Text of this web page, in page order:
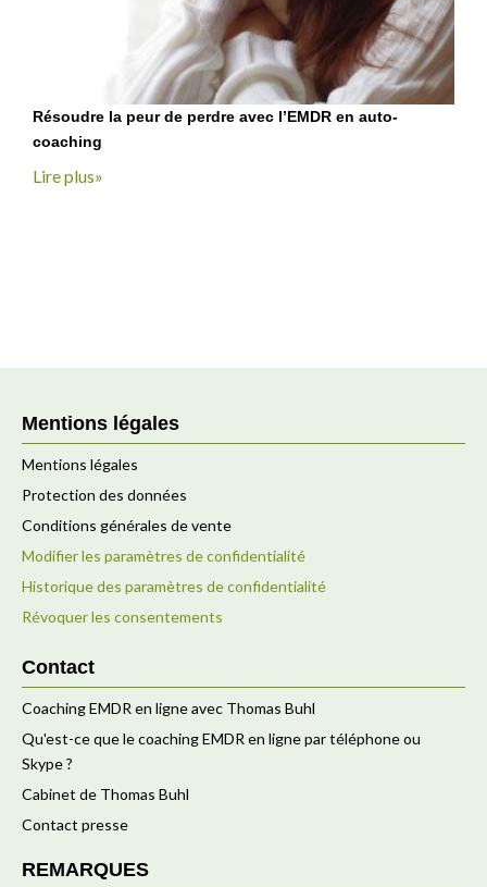
Résoudre la peur de perdre avec l’EMDR en auto-
coaching
Lire plus»
Mentions légales
Mentions légales
Protection des données
Conditions générales de vente
Modifier les paramètres de confidentialité
Historique des paramètres de confidentialité
Révoquer les consentements
Contact
Coaching EMDR en ligne avec Thomas Buhl
Qu'est-ce que le coaching EMDR en ligne par téléphone ou
Skype ?
Cabinet de Thomas Buhl
Contact presse
REMARQUES